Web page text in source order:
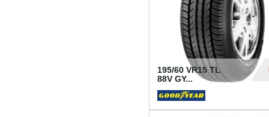
195/60 VR15 TL
88V GY...